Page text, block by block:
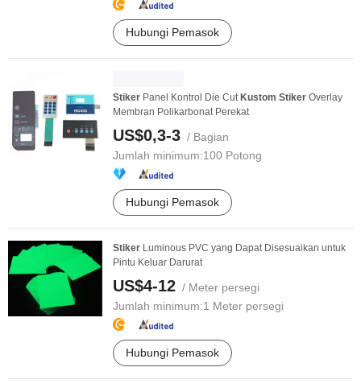
Hubungi Pemasok
Stiker Panel Kontrol Die Cut Kustom Stiker Overlay
Membran Polikarbonat Perekat
US$0,3-3 / Bagian
Jumlah minimum:100 Potong
Hubungi Pemasok
Stiker Luminous PVC yang Dapat Disesuaikan untuk
Pintu Keluar Darurat
US$4-12 / Meter persegi
Jumlah minimum:1 Meter persegi
Hubungi Pemasok